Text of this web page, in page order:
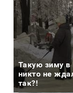
Такую зиму в
никто не
так?!